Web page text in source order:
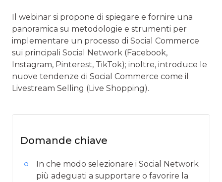
Il webinar si propone di spiegare e fornire una
panoramica su metodologie e strumenti per
implementare un processo di Social Commerce
sui principali Social Network (Facebook,
Instagram, Pinterest, TikTok); inoltre, introduce le
nuove tendenze di Social Commerce come il
Livestream Selling (Live Shopping).
Domande chiave
In che modo selezionare i Social Network
più adeguati a supportare o favorire la